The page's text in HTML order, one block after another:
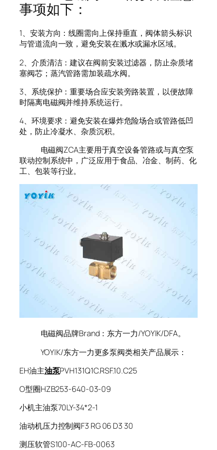
事项如下：
1、安装方向：线圈需向上保持垂直，阀体箭头标识
与管道流向一致，避免安装在溅水或漏水区域。
2、介质清洁：建议在阀前安装过滤器，防止杂质堵
塞阀芯；蒸汽管路需加装疏水阀。
3、系统保护：重要场合应安装旁路装置，以便故障
时隔离电磁阀并维持系统运行。
4、环境要求：避免安装在爆炸危险场合或管路低凹
处，防止冷凝水、杂质沉积。
电磁阀ZCA主要用于真空设备管路或与真空泵
联动控制系统中，广泛应用于食品、冶金、制药、化
工、包装等行业。
电磁阀品牌Brand：东方一力/YOYIK/DFA。
YOYIK/东方一力更多泵阀类相关产品展示：
EH油主油泵PVH131Q1C.RSF.10.C25
O型圈HZB253-640-03-09
小机主油泵70LY-34*2-1
油动机压力控制阀F3 RG 06 D3 30
测压软管S100-AC-FB-0063